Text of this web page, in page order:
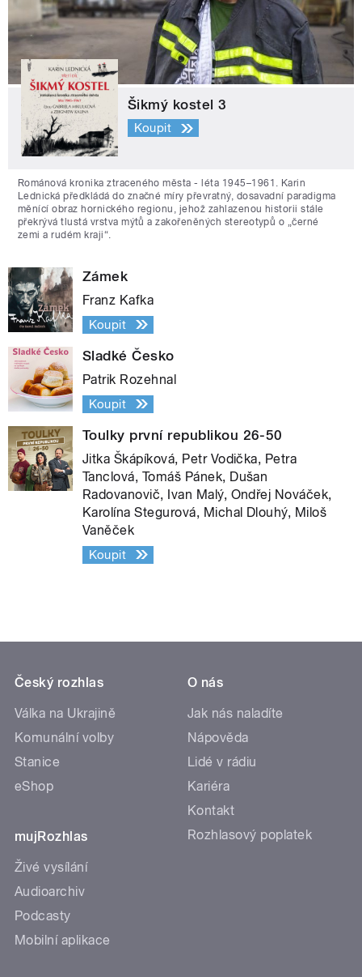
Šikmý kostel 3
Koupit
Románová kronika ztraceného města - léta 1945–1961. Karin
Lednická předkládá do značné míry převratný, dosavadní paradigma
měnící obraz hornického regionu, jehož zahlazenou historii stále
překrývá tlustá vrstva mýtů a zakořeněných stereotypů o „černé
zemi a rudém kraji“.
Zámek
Franz Kafka
Koupit
Sladké Česko
Patrik Rozehnal
Koupit
Toulky první republikou 26-50
Jitka Škápíková, Petr Vodička, Petra
Tanclová, Tomáš Pánek, Dušan
Radovanovič, Ivan Malý, Ondřej Nováček,
Karolína Stegurová, Michal Dlouhý, Miloš
Vaněček
Koupit
Český rozhlas
Válka na Ukrajině
Komunální volby
Stanice
eShop
mujRozhlas
Živé vysílání
Audioarchiv
Podcasty
Mobilní aplikace
O nás
Jak nás naladíte
Nápověda
Lidé v rádiu
Kariéra
Kontakt
Rozhlasový poplatek